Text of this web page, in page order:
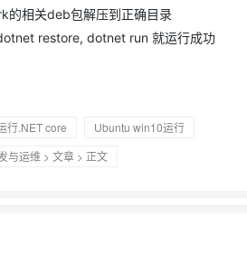
的相关deb包解压到正确目录
restore, dotnet run 就运行成功
行.NET core
Ubuntu win10运行
与运维 > 文章 > 正文